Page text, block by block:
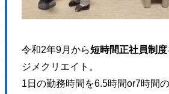
令和2年9月から短時間正社員制度
ジメクリエイト。
1日の勤務時間を6.5時間or7時間
/* <![CDATA[ */